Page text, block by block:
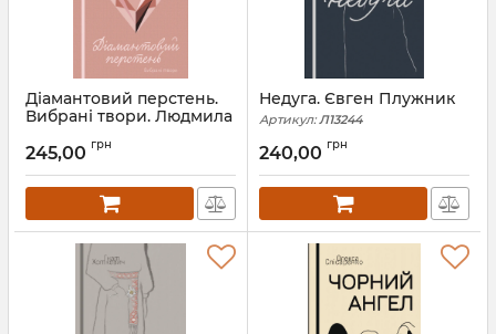
Діамантовий перстень.
Вибрані твори. Людмила
Артикул: Л13326
245,00 грн
Недуга. Євген Плужник
Артикул: Л13244
240,00 грн